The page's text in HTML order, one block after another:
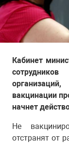
Кабинет
вакцинации
начнет
Не
отстранят от